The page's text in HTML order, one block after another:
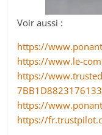
Voir aussi :
https://
https://www.le-
https://
https://
https://